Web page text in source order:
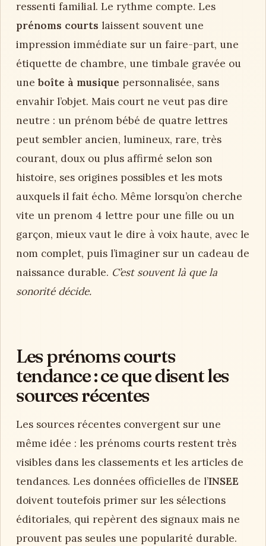
ressenti familial. Le rythme compte. Les
prénoms courts laissent souvent une
impression immédiate sur un faire-part, une
étiquette de chambre, une timbale gravée ou
uneboîte à musique personnalisée, sans
envahir l’objet. Mais court ne veut pas dire
neutre : un prénom bébé de quatre lettres
peut sembler ancien, lumineux, rare, très
courant, doux ou plus affirmé selon son
histoire, ses origines possibles et les mots
auxquels il fait écho. Même lorsqu’on cherche
vite un prenom 4 lettre pour une fille ou un
garçon, mieux vaut le dire à voix haute, avec le
nom complet, puis l’imaginer sur un cadeau de
naissance durable. C’est souvent là que la
sonorité décide.
Les prénoms courts
tendance : ce que disent les
sources récentes
Les sources récentes convergent sur une
même idée : les prénoms courts restent très
visibles dans les classements et les articles de
tendances. Les données officielles de l’INSEE
doivent toutefois primer sur les sélections
éditoriales, qui repèrent des signaux mais ne
prouvent pas seules une popularité durable.